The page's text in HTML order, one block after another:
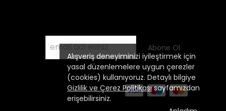
Alışveriş deneyiminizi iyileştirmek için
yasal düzenlemelere uygun çerezler
(cookies) kullanıyoruz. Detaylı bilgiye
Gizlilik ve Çerez Politikasısayfamızdan
erişebilirsiniz.
Abone Ol